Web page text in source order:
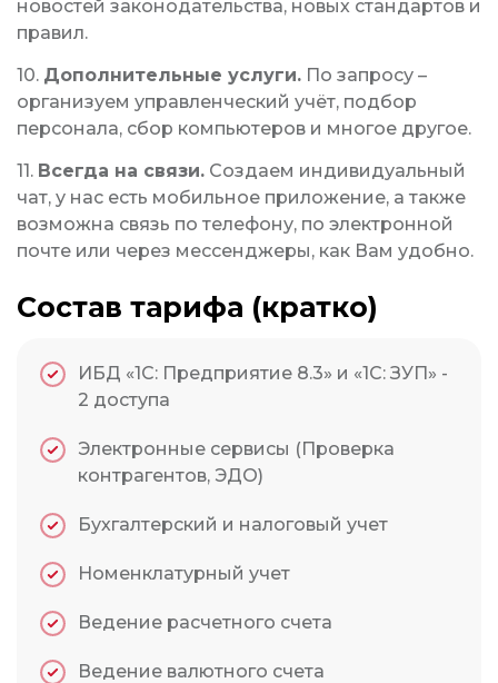
новостей законодательства, новых стандартов и
правил.
10. Дополнительные услуги. По запросу –
организуем управленческий учёт, подбор
персонала, сбор компьютеров и многое другое.
11. Всегда на связи. Создаем индивидуальный
чат, у нас есть мобильное приложение, а также
возможна связь по телефону, по электронной
почте или через мессенджеры, как Вам удобно.
Состав тарифа (кратко)
ИБД «1С: Предприятие 8.3» и «1С: ЗУП» -
2 доступа
Электронные сервисы (Проверка
контрагентов, ЭДО)
Бухгалтерский и налоговый учет
Номенклатурный учет
Ведение расчетного счета
Ведение валютного счета